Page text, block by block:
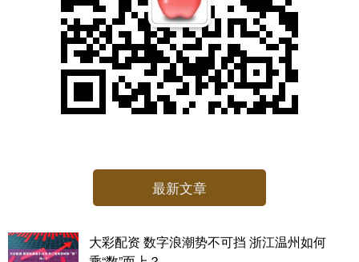
最新文章
大彩配资 数字浪潮势不可挡 浙江温州如何